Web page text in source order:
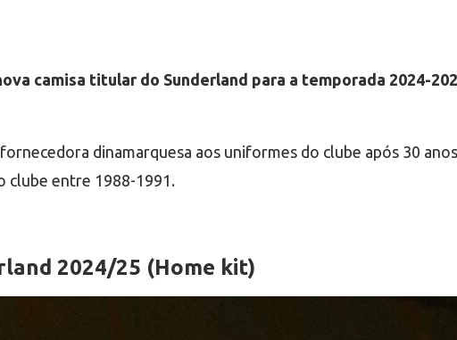
camisa titular do Sunderland para a temporada 2024-
dinamarquesa aos uniformes do clube após 30
clube entre 1988-1991.
2024/25 (Home kit)